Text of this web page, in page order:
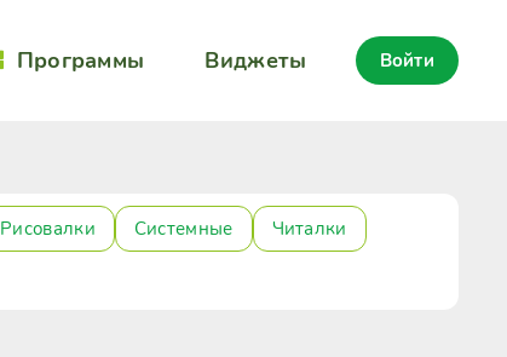
Программы Виджеты Войти
Рисовалки Системные
Читалки